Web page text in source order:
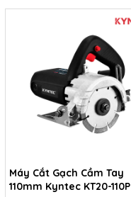
Máy Cắt Gạch Cầm Tay
110mm Kyntec KT20-110P